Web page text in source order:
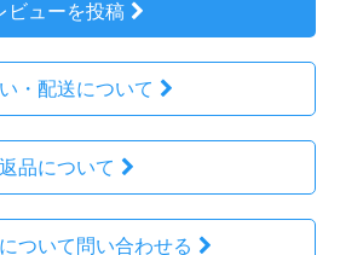
ビューを投稿
・配送について
返品について
ついて問い合わせる